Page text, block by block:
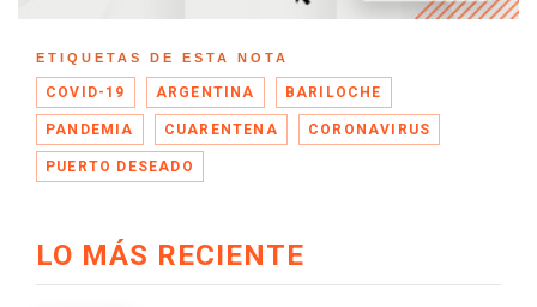
ETIQUETAS DE ESTA NOTA
COVID-19 ARGENTINA BARILOCHE
PANDEMIA CUARENTENA CORONAVIRUS
PUERTO DESEADO
LO MÁS RECIENTE